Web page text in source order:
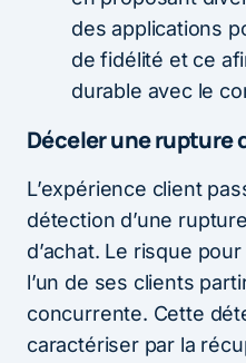
des applications
de fidélité et ce
durable avec le
Déceler une rupture
L’expérience client
détection d’une
d’achat. Le risque
l’un de ses clients
concurrente. Cette
caractériser par la